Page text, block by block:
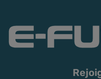
vous assurer que le
Conservez-le dans un
température ambiante